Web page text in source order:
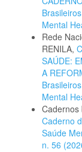
Mental
Rede
RENILA,
SAÚDE:
A
Mental
Cadernos
Caderno
Saúde
n. 56